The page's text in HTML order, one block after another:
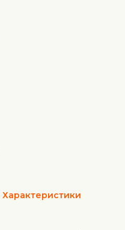
Характеристики